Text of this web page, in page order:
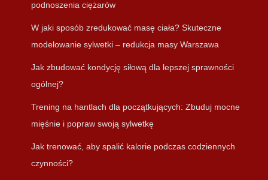
podnoszenia ciężarów
W jaki sposób zredukować masę ciała? Skuteczne
modelowanie sylwetki – redukcja masy Warszawa
Jak zbudować kondycję siłową dla lepszej sprawności
ogólnej?
Trening na hantlach dla początkujących: Zbuduj mocne
mięśnie i popraw swoją sylwetkę
Jak trenować, aby spalić kalorie podczas codziennych
czynności?